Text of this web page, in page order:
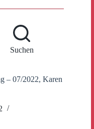
Suchen
– 07/2022, Karen